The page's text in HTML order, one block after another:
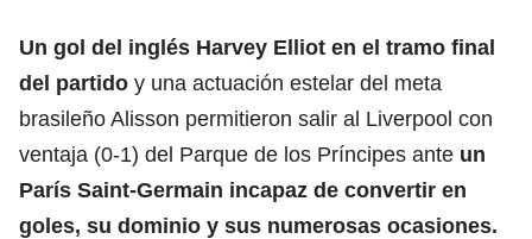
Un gol del inglés Harvey Elliot en el tramo final
del partido y una actuación estelar del meta
brasileño Alisson permitieron salir al Liverpool con
ventaja (0-1) del Parque de los Príncipes ante un
París Saint-Germain incapaz de convertir en
goles, su dominio y sus numerosas ocasiones.